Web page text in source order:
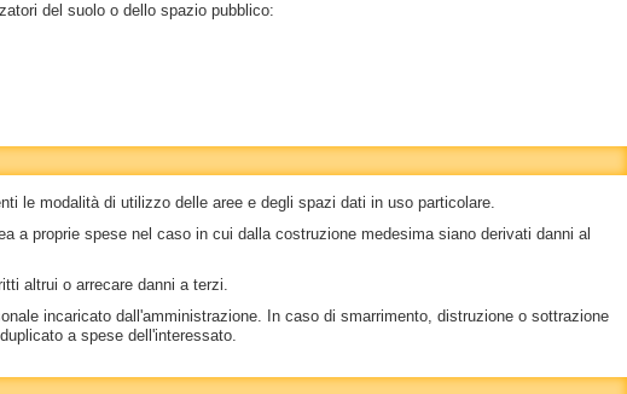
del suolo o dello spazio pubblico:
le modalità di utilizzo delle aree e degli spazi dati in uso particolare.
a proprie spese nel caso in cui dalla costruzione medesima siano derivati danni al
altrui o arrecare danni a terzi.
incaricato dall'amministrazione. In caso di smarrimento, distruzione o sottrazione
a spese dell'interessato.